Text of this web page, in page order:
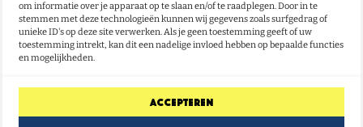
om informatie over je apparaat op te slaan en/of te raadplegen. Door in te
stemmen met deze technologieën kunnen wij gegevens zoals surfgedrag of
unieke ID's op deze site verwerken. Als je geen toestemming geeft of uw
toestemming intrekt, kan dit een nadelige invloed hebben op bepaalde functies
en mogelijkheden.
Accepteren
NU INSCHRIJVEN